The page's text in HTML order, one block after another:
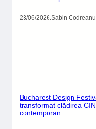
23/06/2026.Sabin Codreanu
Bucharest Design
transformat clădirea
contemporan